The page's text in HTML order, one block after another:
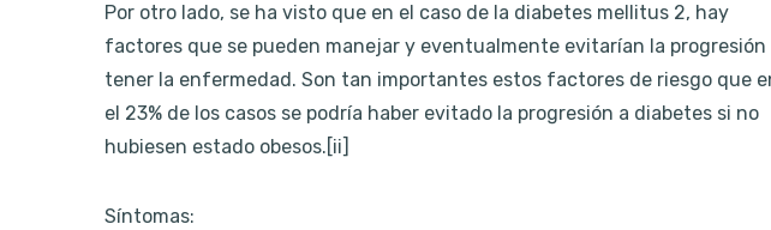
Por otro lado, se ha visto que en el caso de la diabetes mellitus 2, hay
factores que se pueden manejar y eventualmente evitarían la progresión
tener la enfermedad. Son tan importantes estos factores de riesgo que
el 23% de los casos se podría haber evitado la progresión a diabetes si no
hubiesen estado obesos.[ii]
Síntomas: